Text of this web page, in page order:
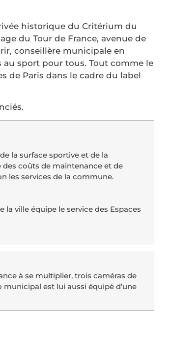
historique du Critérium du
du Tour de France, avenue de
conseillère municipale en
au sport pour tous. Tout comme le
de Paris dans le cadre du label
la surface sportive et de la
des coûts de maintenance et de
les services de la commune.
ville équipe le service des Espaces
à se multiplier, trois caméras de
est lui aussi équipé d’une